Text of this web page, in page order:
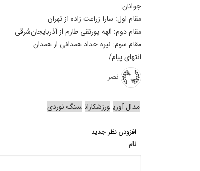
جوانان:
مقام اول: سارا زراعت زاده از تهران
مقام دوم: الهه پورتقی طارم از آذربایجان‌شرقی
مقام سوم: نیره حداد همدانی از همدان
انتهای پیام/
نصر
مدال آوری ورزشکاران سنگ نوردی
افزودن نظر جدید
نام